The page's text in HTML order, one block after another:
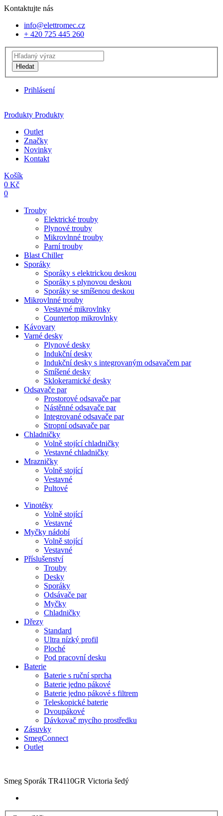
Kontaktujte nás
info@elettromec.cz
+ 420 725 445 260
Hledat
Prihlásení
Produkty Produkty
Outlet
Značky
Novinky
Kontakt
Košík
0 Kč
0
Trouby
Elektrické trouby
Plynové trouby
Mikrovlnné trouby
Parní trouby
Blast Chiller
Sporáky
Sporáky s elektrickou deskou
Sporáky s plynovou deskou
Sporáky se smíšenou deskou
Mikrovlnné trouby
Vestavné mikrovlnky
Countertop mikrovlnky
Kávovary
Varné desky
Plynové desky
Indukční desky
Indukční desky s integrovaným odsavačem par
Smíšené desky
Sklokeramické desky
Odsavače par
Prostorové odsavače par
Nástěnné odsavače par
Integrované odsavače par
Stropní odsavače par
Chladničky
Volně stojící chladničky
Vestavné chladničky
Mrazničky
Volně stojící
Vestavné
Pultové
Vinotéky
Volně stojící
Vestavné
Myčky nádobí
Volně stojící
Vestavné
Příslušenství
Trouby
Desky
Sporáky
Odsávače par
Myčky
Chladničky
Dřezy
Standard
Ultra nízký profil
Ploché
Pod pracovní desku
Baterie
Baterie s ruční sprcha
Baterie jedno pákové
Baterie jedno pákové s filtrem
Teleskopické baterie
Dvoupákové
Dávkovač mycího prostředku
Zásuvky
SmegConnect
Outlet
Smeg Sporák TR4110GR Victoria šedý